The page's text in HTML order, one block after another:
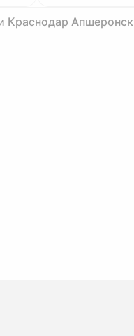
Краснодар Апшеронск